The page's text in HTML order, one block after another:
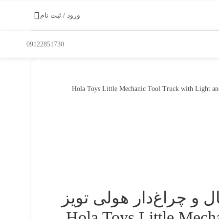
ورود / ثبت نام
09122851730
و چراغ‌دار هولی تویز